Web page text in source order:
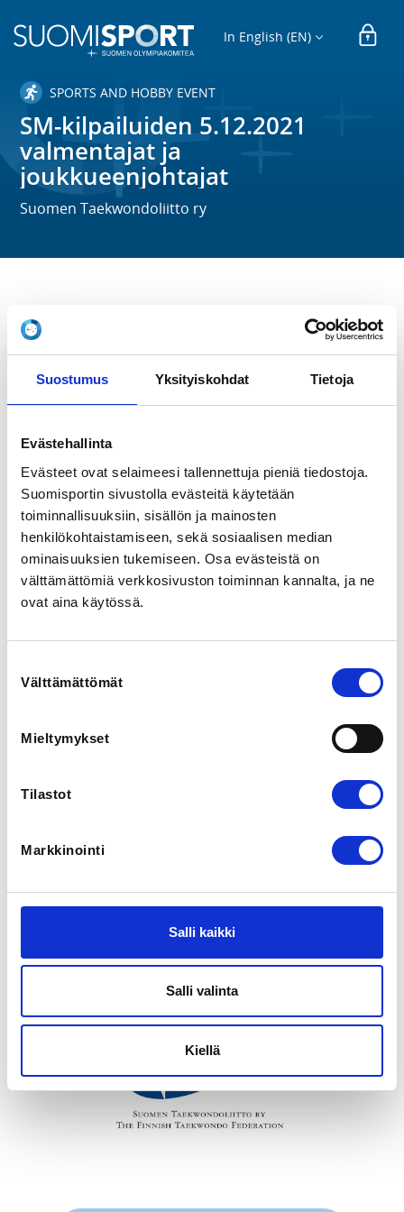
Suostumus Yksityiskohdat Tietoja
Evästehallinta
Evästeet ovat selaimeesi tallennettuja pieniä tiedostoja.
Suomisportin sivustolla evästeitä käytetään
toiminnallisuuksiin, sisällön ja mainosten
henkilökohtaistamiseen, sekä sosiaalisen median
ominaisuuksien tukemiseen. Osa evästeistä on
välttämättömiä verkkosivuston toiminnan kannalta, ja ne
ovat aina käytössä.
valinta
Välttämättömät
Mieltymykset
Tilastot
Markkinointi
Salli kaikki
Salli valinta
Kiellä
In English (EN)
SPORTS AND HOBBY EVENT
SM-kilpailuiden 5.12.2021
valmentajat ja
joukkueenjohtajat
Suomen Taekwondoliitto ry
Su 5.12.2021
LOCATION
View map
LOCALITY
Lieto
SPORTS
Taekwondo
Th 28.10.2021 at 15:10 - Mo 29.11.2021 at 13:30
maika.gt@gmail.com
ilmoittautuminen tätä kautta. Valmentajilla ja
joukkueenjohtajilla tulee olla voimassa oleva Suomen
Taekwondoliiton lisenssi ja toimitsijasopimus liiton